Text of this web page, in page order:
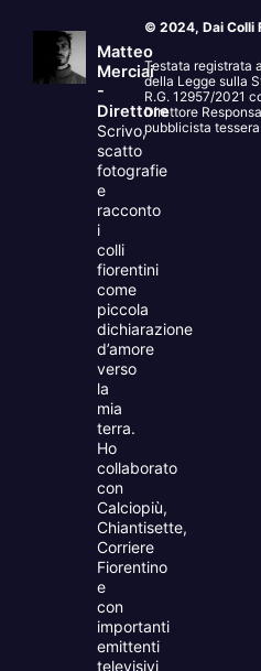
Matteo
Merciai
-
Direttore
Scrivo,
scatto
fotografie
e
racconto
i
colli
fiorentini
come
piccola
dichiarazione
d’amore
verso
la
mia
terra.
Ho
collaborato
con
Calciopiù,
Chiantisette,
Corriere
Fiorentino
e
con
importanti
emittenti
televisivi
© 2024, Dai Colli
Testata registrata
della Legge sulla
R.G. 12957/2021
Direttore
pubblicista